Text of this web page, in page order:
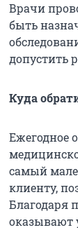
Врачи
быть
допустить
Куда
Ежегодное
самый
клиенту,
Благодаря
оказывают